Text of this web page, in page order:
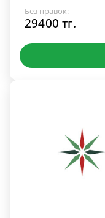
Без правок:
29400 тг.